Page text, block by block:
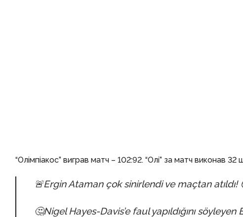
“Олімпіакос” виграв матч – 102:92. “Олі” за матч виконав 32
🚨Ergin Ataman çok sinirlendi ve maçtan atıldı!
🤔Nigel Hayes-Davis’e faul yapıldığını